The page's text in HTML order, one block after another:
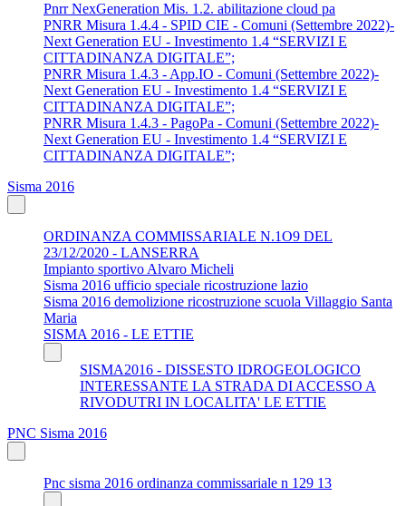
Pnrr NexGeneration Mis. 1.2. abilitazione cloud pa
PNRR Misura 1.4.4 - SPID CIE - Comuni (Settembre 2022)-
Next Generation EU - Investimento 1.4 “SERVIZI E
CITTADINANZA DIGITALE”;
PNRR Misura 1.4.3 - App.IO - Comuni (Settembre 2022)-
Next Generation EU - Investimento 1.4 “SERVIZI E
CITTADINANZA DIGITALE”;
PNRR Misura 1.4.3 - PagoPa - Comuni (Settembre 2022)-
Next Generation EU - Investimento 1.4 “SERVIZI E
CITTADINANZA DIGITALE”;
Sisma 2016
ORDINANZA COMMISSARIALE N.1O9 DEL
23/12/2020 - LANSERRA
Impianto sportivo Alvaro Micheli
Sisma 2016 ufficio speciale ricostruzione lazio
Sisma 2016 demolizione ricostruzione scuola Villaggio Santa
Maria
SISMA 2016 - LE ETTIE
SISMA2016 - DISSESTO IDROGEOLOGICO
INTERESSANTE LA STRADA DI ACCESSO A
RIVODUTRI IN LOCALITA' LE ETTIE
PNC Sisma 2016
Pnc sisma 2016 ordinanza commissariale n 129 13